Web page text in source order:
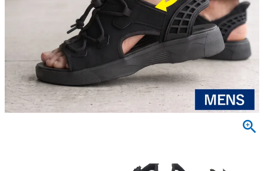
スニーカー
ローファー
カジュアルシューズ
レインシューズ
スニーカー
ビジネス・ドレスシューズ
ローファー
レインシューズ
スニーカー
すべての商品
レディース新入荷
メンズ新入荷
すべての商品
レディースSALE
バッグ
雑貨